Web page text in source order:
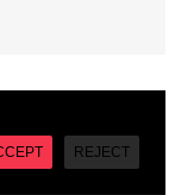
REJECT